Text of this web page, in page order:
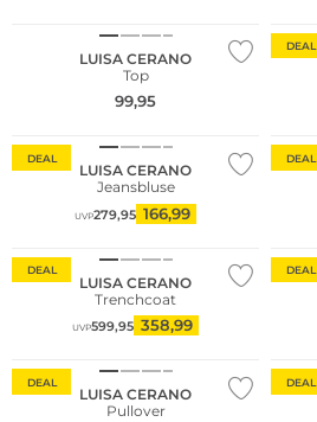
LUISA CERANO
Top
99,95
DEAL
DEAL
LUISA CERANO
Jeansbluse
UVP279,95 166,99
DEAL
DEAL
LUISA CERANO
Trenchcoat
UVP599,95 358,99
DEAL
DEAL
LUISA CERANO
Pullover
DEAL